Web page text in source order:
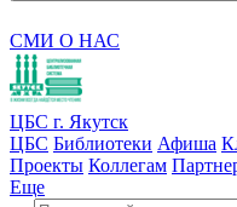
СМИ О НАС
ЦБС г. Якутск
ЦБС Библиотеки Афиша
Проекты Коллегам
Еще